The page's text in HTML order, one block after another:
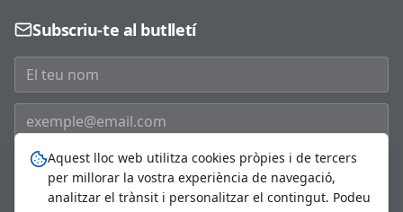
Subscriu-te al butlletí
Subscriure'm
Aquest lloc web utilitza cookies pròpies i de tercers
per millorar la vostra experiència de navegació,
analitzar el trànsit i personalitzar el contingut. Podeu